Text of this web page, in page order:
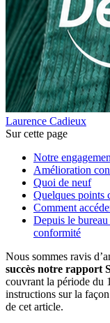
Laurence Cadieux
Sur cette page
Notre
Amélioration
Quoi de neuf
Quelques points
Comment
Depuis le
conformité
Nous sommes ravis
succès notre rapport
couvrant la période du
instructions sur la
de cet article.